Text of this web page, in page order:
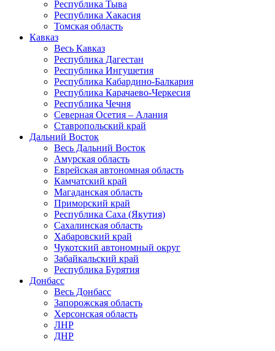
Республика Тыва
Республика Хакасия
Томская область
Кавказ
Весь Кавказ
Республика Дагестан
Республика Ингушетия
Республика Кабардино-Балкария
Республика Карачаево-Черкесия
Республика Чечня
Северная Осетия – Алания
Ставропольский край
Дальний Восток
Весь Дальний Восток
Амурская область
Еврейская автономная область
Камчатский край
Магаданская область
Приморский край
Республика Саха (Якутия)
Сахалинская область
Хабаровский край
Чукотский автономный округ
Забайкальский край
Республика Бурятия
Донбасс
Весь Донбасс
Запорожская область
Херсонская область
ЛНР
ДНР